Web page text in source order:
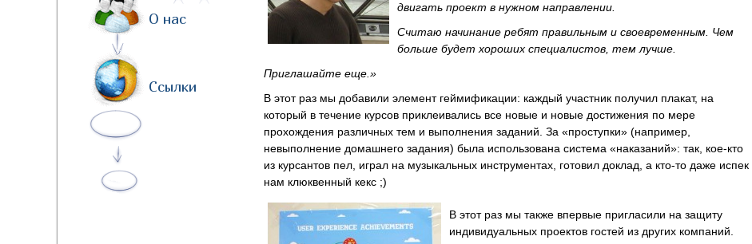
О нас
Ссылки
двигать проект в нужном направлении.
Считаю начинание ребят правильным и своевременным. Чем
больше будет хороших специалистов, тем лучше.
Приглашайте еще.»
В этот раз мы добавили элемент геймификации: каждый участник получил плакат, на
который в течение курсов приклеивались все новые и новые достижения по мере
прохождения различных тем и выполнения заданий. За «проступки» (например,
невыполнение домашнего задания) была использована система «наказаний»: так, кое-кто
из курсантов пел, играл на музыкальных инструментах, готовил доклад, а кто-то даже испек
нам клюквенный кекс ;)
В этот раз мы также впервые пригласили на защиту
индивидуальных проектов гостей из других компаний.